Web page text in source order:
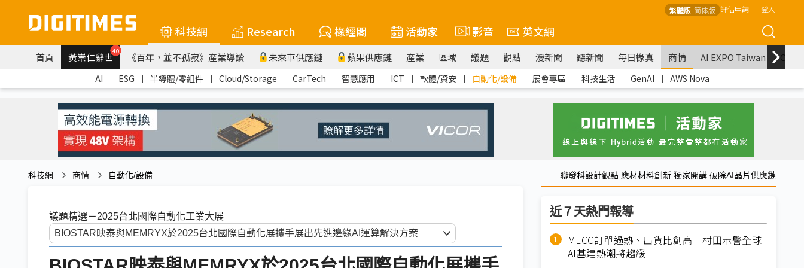
繁體版 简体版 評估申請 登入
科技網 Research 椽經閣 活動家 影音 英文網
首頁 黃崇仁辭世40 《百年，並不孤寂》產業導讀 未來車供應鏈 蘋果供應鏈 產業 區域 議題 觀點 漫新聞 聽新聞 每日椽真 商情 AI EXPO Taiwan
AI ｜ ESG ｜ 半導體/零組件 ｜ Cloud/Storage ｜ CarTech ｜ 智慧應用 ｜ ICT ｜ 軟體/資安 ｜ 自動化/設備 ｜ 展會專區 ｜ 科技生活 ｜ GenAI ｜ AWS Nova
科技網 商情 自動化/設備 聯發科設計觀點 應材材料創新 獨家開講 破除AI晶片供應鏈
議題精選－2025台北國際自動化工業大展 近７天熱門報導
MLCC訂單過熱、出貨比創高 村田示警全球
AI基建熱潮將趨緩